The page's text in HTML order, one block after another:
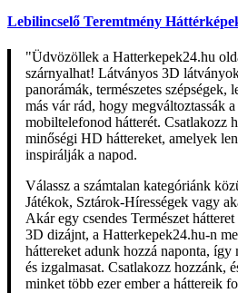
Lebilincselő Teremtmény
"Üdvözöllek a Hatterkepek24.hu
szárnyalhat! Látványos 3D
panorámák, természetes szépségek,
más vár rád, hogy megváltoztassák
mobiltelefonod hátterét. Csatlakozz
minőségi HD háttereket, amelyek
inspirálják a napod.
Válassz a számtalan kategóriánk
Játékok, Sztárok-Hírességek vagy
Akár egy csendes Természet
3D dizájnt, a Hatterkepek24.hu-n
háttereket adunk hozzá naponta,
és izgalmasat. Csatlakozz hozzánk,
minket több ezer ember a háttereik